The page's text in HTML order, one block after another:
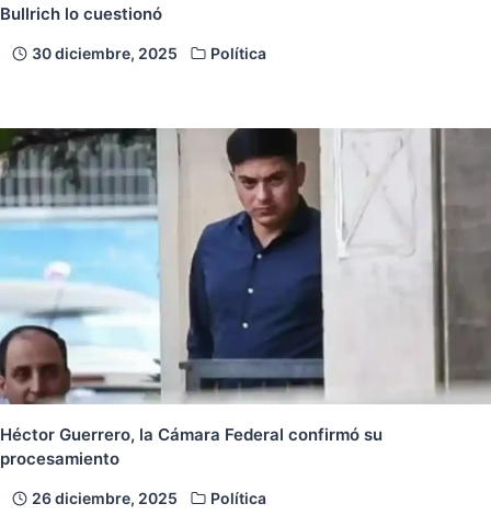
Bullrich lo cuestionó
30 diciembre, 2025 Política
Héctor Guerrero, la Cámara Federal confirmó su
procesamiento
26 diciembre, 2025 Política